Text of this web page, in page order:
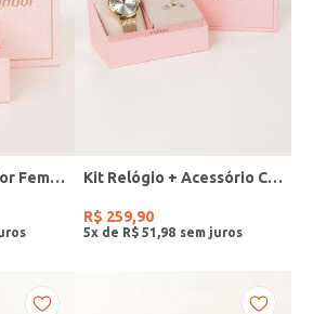
Relógio Mini Condor Feminino DOURADO Kit Relógio + Acessório Condor Feminino DOURADO
R$ 259,90
5x de R$ 51 98